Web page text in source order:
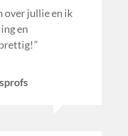
over jullie en ik
en